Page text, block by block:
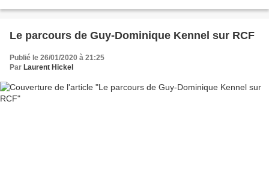
Le parcours de Guy-Dominique Kennel sur RCF
Publié le 26/01/2020 à 21:25
Par Laurent Hickel